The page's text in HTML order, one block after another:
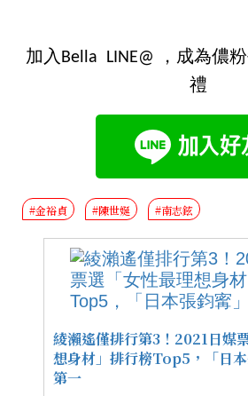
加入Bella LINE@ ，成為儂
禮
#金裕貞 #陳世娫 #南志鉉
綾瀨遙僅排行第3！2021日媒
想身材」排行榜Top5，「日
第一